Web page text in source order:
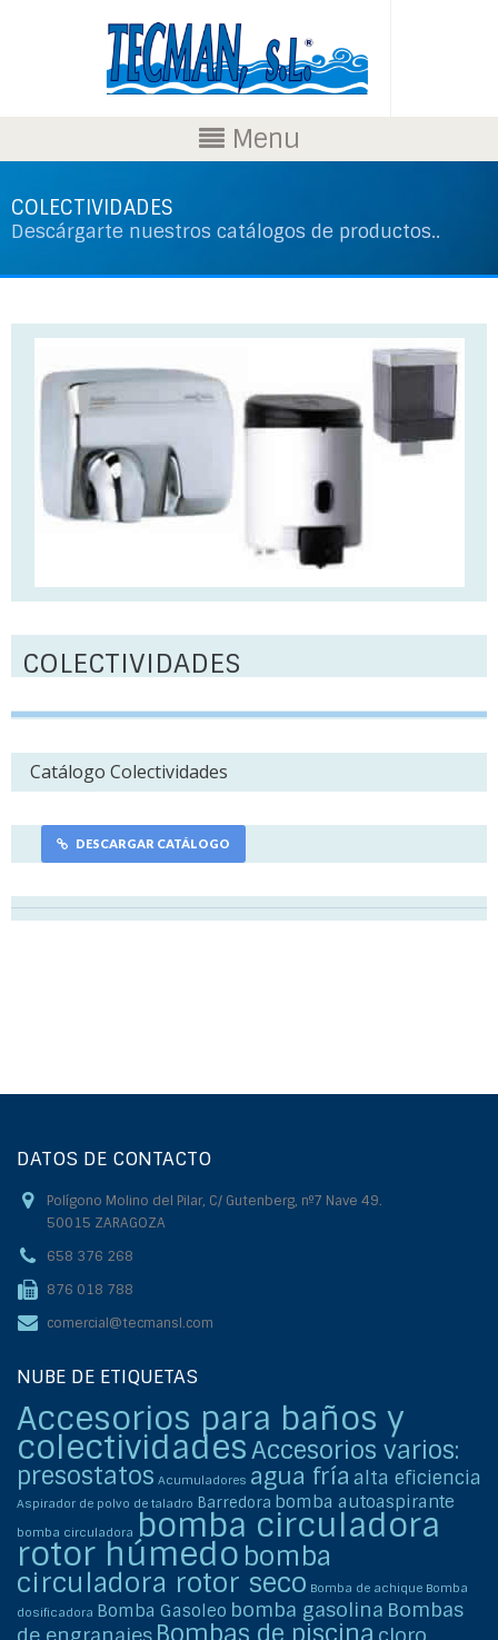
Menu
COLECTIVIDADES
Descárgarte nuestros catálogos de productos..
COLECTIVIDADES
Catálogo Colectividades
DESCARGAR CATÁLOGO
DATOS DE CONTACTO
Polígono Molino del Pilar, C/ Gutenberg, nº7 Nave 49.
50015 ZARAGOZA
658 376 268
876 018 788
comercial@tecmansl.com
NUBE DE ETIQUETAS
Accesorios para baños y
colectividadesAccesorios varios:
presostatos Acumuladores agua fría alta eficiencia
Aspirador de polvo de taladro Barredora bomba autoaspirante
bomba circuladora bomba circuladora
rotor húmedo bomba
circuladora rotor seco Bomba de achique Bomba
dosificadora Bomba Gasoleo bomba gasolina Bombas